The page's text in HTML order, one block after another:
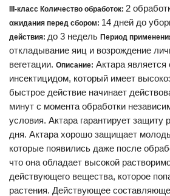
ІІІ-класс Количество обработок: 2
ожидания перед сбором: 14 дней до
действия: до 3 недель Период
откладывание яиц и возрождение
вегетации. Описание: Актара
инсектицидом, который имеет
быстрое действие начинает
минут с момента обработки
условия. Актара гарантирует защиту
дня. Актара хорошо защищает
которые появились даже после
что она обладает высокой
действующего вещества, которое
растения. Действующее